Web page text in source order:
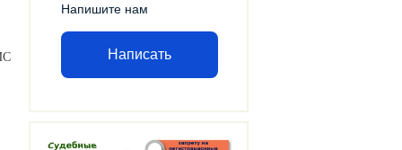
Напишите нам
Написать